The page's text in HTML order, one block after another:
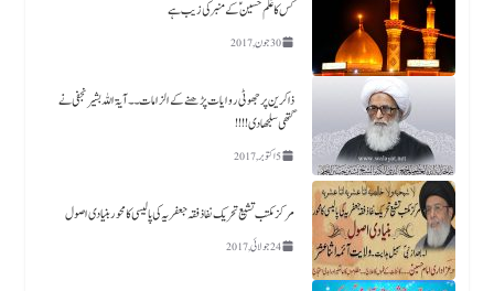
کس کا عَلَم حسین ؑکے منبر کی زیب ہے​
30 جون, 2017
ذاکرین پر جھوٹی روایات پڑھنے کے الزامات ۔۔آیۃ اللہ بشیر نجفی نے
گتھی سلجھا دی!!!!
5 اکتوبر, 2017
مرکز مکتب تشیع تحریک نفاذفقہ جعفریہ کی پالیسی کا محور بنیادی اصول
24 جولائی, 2017